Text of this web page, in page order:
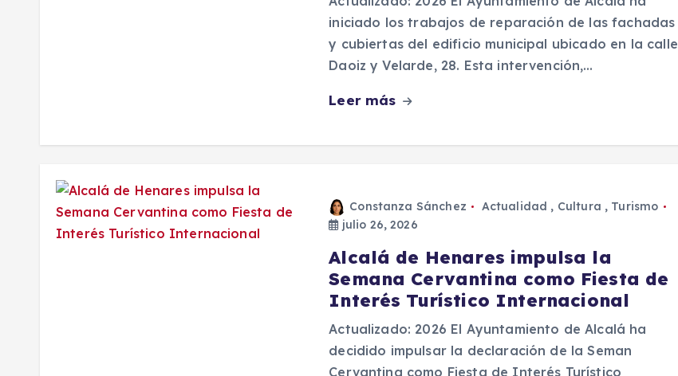
iniciado los trabajos de reparación de las fachadas
y cubiertas del edificio municipal ubicado en la calle
Daoiz y Velarde, 28. Esta intervención,…
Leer más
Constanza Sánchez Actualidad , Cultura , Turismo
julio 26, 2026
Alcalá de Henares impulsa la
Semana Cervantina como Fiesta de
Interés Turístico Internacional
Actualizado: 2026 El Ayuntamiento de Alcalá ha
decidido impulsar la declaración de la Seman
Cervantina como Fiesta de Interés Turístico